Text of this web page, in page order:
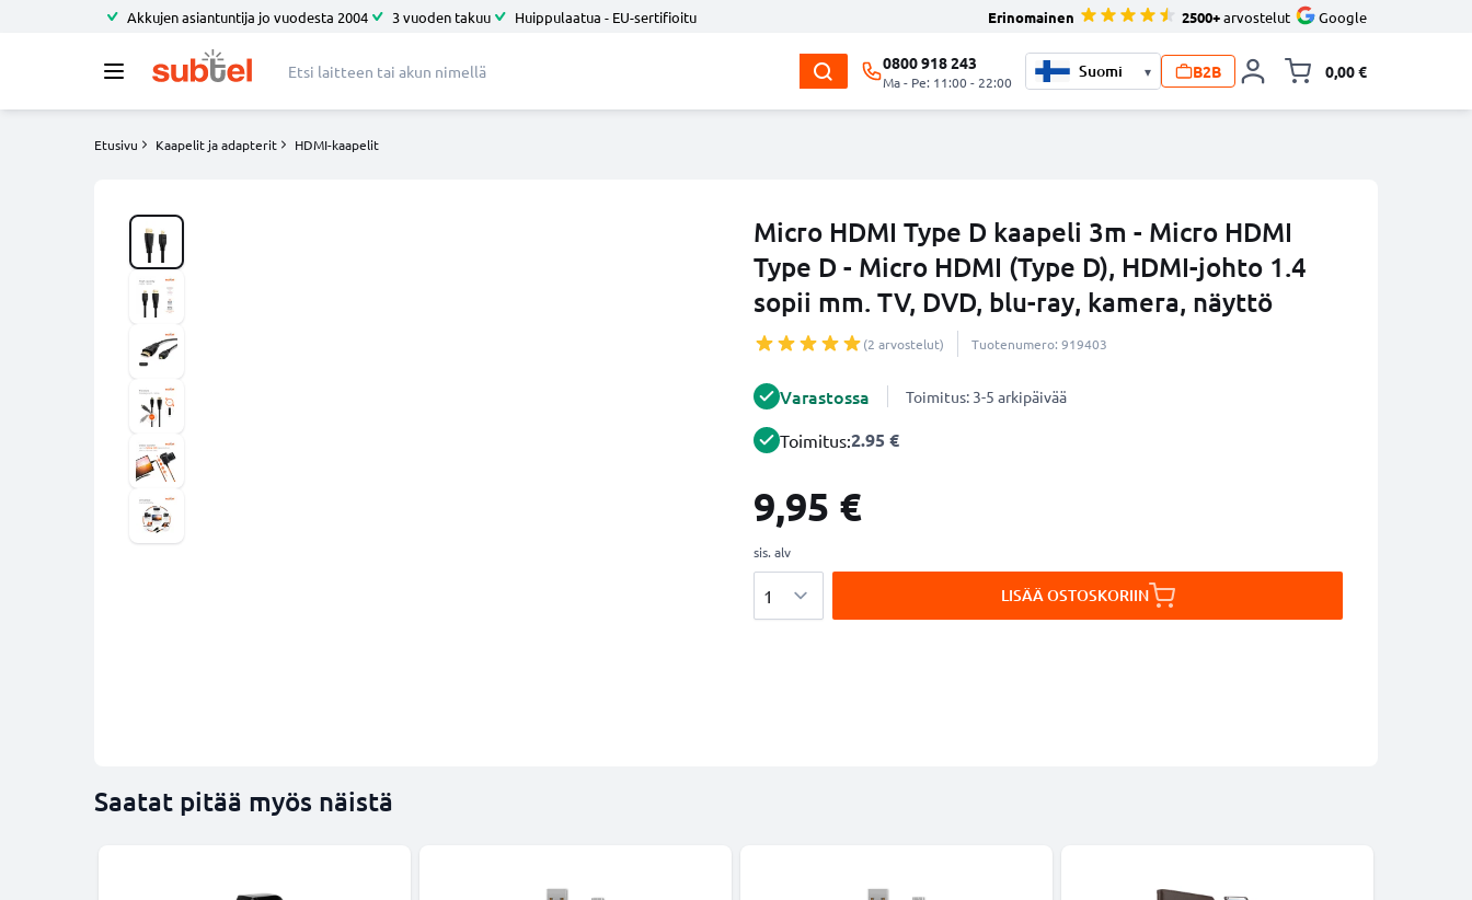
Akkujen asiantuntija jo vuodesta 2004 3 vuoden takuu Huippulaatua - EU-sertifioitu Erinomainen 2500+arvostelut Google
0800 918 243
Ma - Pe: 11:00 - 22:00
▾ B2B 0,00 €
Etusivu Kaapelit ja adapterit HDMI-kaapelit
Micro HDMI Type D kaapeli 3m - Micro HDMI
Type D - Micro HDMI (Type D), HDMI-johto 1.4
sopii mm. TV, DVD, blu-ray, kamera, näyttö
(2 arvostelut) Tuotenumero: 919403
Varastossa Toimitus: 3-5 arkipäivää
Toimitus:2.95 €
9,95 €
sis. alv
LISÄÄ OSTOSKORIIN
Saatat pitää myös näistä